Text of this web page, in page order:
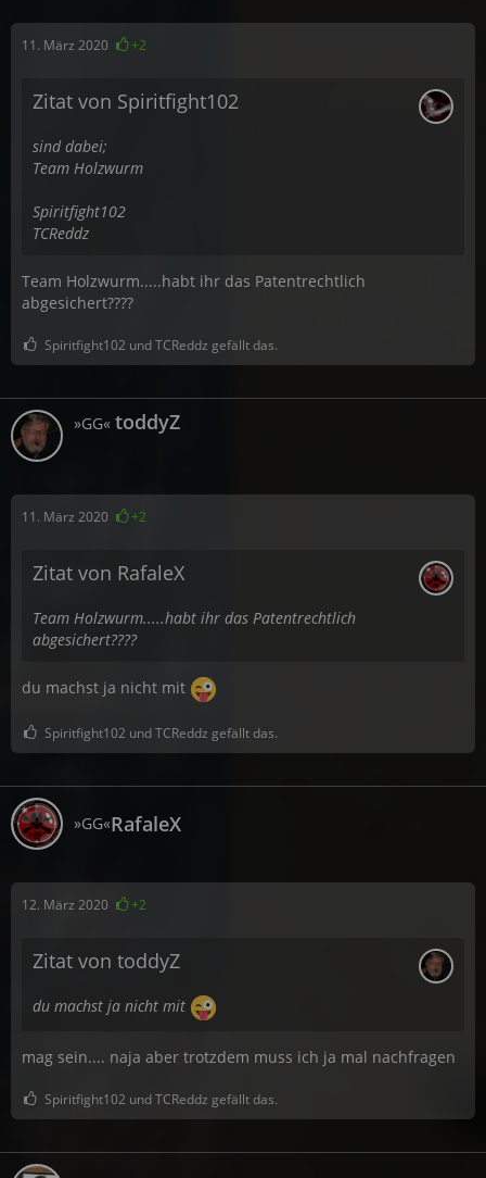
11. März 2020 +2
Zitat von Spiritfight102
sind dabei;
Team Holzwurm
Spiritfight102
TCReddz
Team Holzwurm.....habt ihr das Patentrechtlich
abgesichert????
Spiritfight102 und TCReddz gefällt das.
»GG« toddyZ
11. März 2020 +2
Zitat von RafaleX
Team Holzwurm.....habt ihr das Patentrechtlich
abgesichert????
du machst ja nicht mit
Spiritfight102 und TCReddz gefällt das.
»GG«RafaleX
12. März 2020 +2
Zitat von toddyZ
du machst ja nicht mit
mag sein.... naja aber trotzdem muss ich ja mal nachfragen
Spiritfight102 und TCReddz gefällt das.